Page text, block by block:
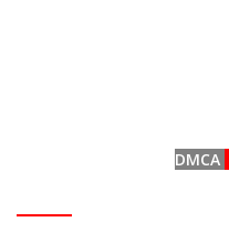
DMCA